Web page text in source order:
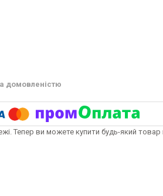
домовленістю
Тепер ви можете купити будь-який